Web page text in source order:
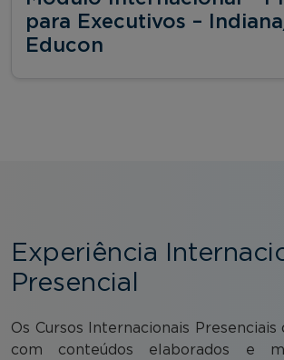
para Executivos –
Educon
Experiência
Presencial
Os Cursos Internacionais Presenciais
com conteúdos elaborados e